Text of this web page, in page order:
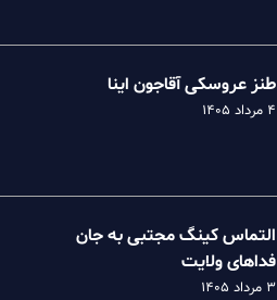
طنز عروسکی آقاجون اینا
۴ مرداد ۱۴۰۵
التماس کینگ مجتبی به جان
فداهای ولایت
۳ مرداد ۱۴۰۵